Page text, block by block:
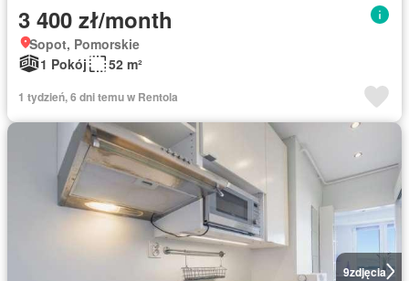
3 400 zł/month
Sopot, Pomorskie
1 Pokój
52 m²
1 tydzień, 6 dni temu w Rentola
9zdjęcia